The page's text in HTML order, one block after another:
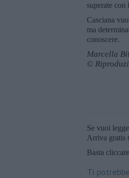
superate con
Casciana
ma
conoscere.
Marcella
©
Se vuoi
Arriva gratis
Basta cliccare
Ti